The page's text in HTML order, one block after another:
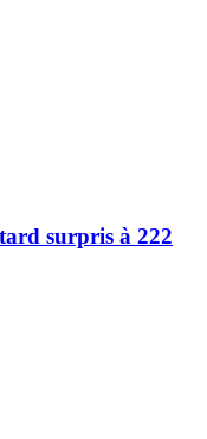
surpris à 222